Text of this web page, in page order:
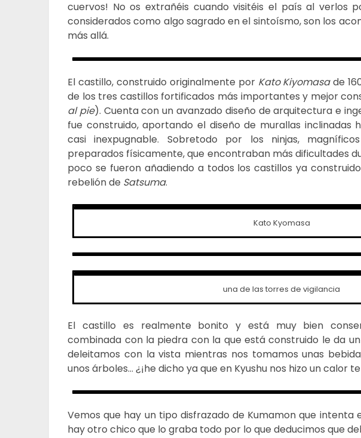
cuervos! No os extrañéis cuando visitéis el país al verlos
considerados como algo sagrado en el sintoísmo, son los
más allá.
El castillo, construido originalmente por Kato Kiyomasade
de los tres castillos fortificados más importantes y mejor
al pie). Cuenta con un avanzado diseño de arquitectura e
fue construido, aportando el diseño de murallas inclinadas
casi inexpugnable. Sobretodo por los ninjas,
preparados físicamente, que encontraban más dificultades
poco se fueron añadiendo a todos los castillos ya
rebelión de Satsuma.
Kato Kyomasa
una de las torres de vigilancia
El castillo es realmente bonito y está muy bien
combinada con la piedra con la que está construido le da
deleitamos con la vista mientras nos tomamos unas
unos árboles… ¿¡he dicho ya que en Kyushu nos hizo un calor
Vemos que hay un tipo disfrazado de Kumamon que intenta
hay otro chico que lo graba todo por lo que deducimos que